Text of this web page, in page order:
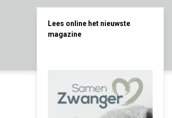
Lees online het nieuwste
magazine